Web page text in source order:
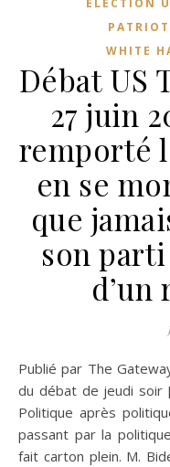
WHITE
Débat US
27 juin
remporté
en se
que
son
d’un
Publié par The Gateway Pundit le 28 juin 2024 La victoire
du débat de jeudi soir
Politique après
passant par la
fait carton plein. M.